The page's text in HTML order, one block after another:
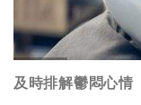
及時排解鬱悶心情